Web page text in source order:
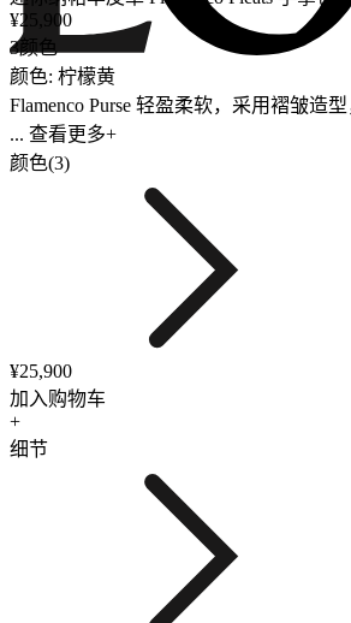
¥25,900
3颜色
颜色: 柠檬黄
Flamenco Purse 轻盈柔软，采用褶皱
... 查看更多+
颜色(3)
¥25,900
加入购物车
+
细节